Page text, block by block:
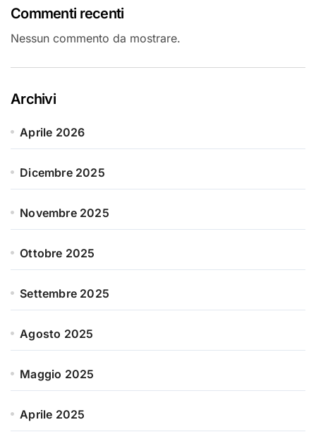
Commenti recenti
Nessun commento da mostrare.
Archivi
Aprile 2026
Dicembre 2025
Novembre 2025
Ottobre 2025
Settembre 2025
Agosto 2025
Maggio 2025
Aprile 2025